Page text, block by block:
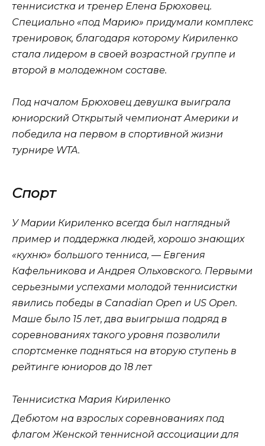
теннисистка и тренер Елена Брюховец.
Специально «под Марию» придумали комплекс
тренировок, благодаря которому Кириленко
стала лидером в своей возрастной группе и
второй в молодежном составе.
Под началом Брюховец девушка выиграла
юниорский Открытый чемпионат Америки и
победила на первом в спортивной жизни
турнире WTA.
Спорт
У Марии Кириленко всегда был наглядный
пример и поддержка людей, хорошо знающих
«кухню» большого тенниса, — Евгения
Кафельникова и Андрея Ольховского. Первыми
серьезными успехами молодой теннисистки
явились победы в Canadian Open и US Open.
Маше было 15 лет, два выигрыша подряд в
соревнованиях такого уровня позволили
спортсменке подняться на вторую ступень в
рейтинге юниоров до 18 лет
Теннисистка Мария Кириленко
Дебютом на взрослых соревнованиях под
флагом Женской теннисной ассоциации для